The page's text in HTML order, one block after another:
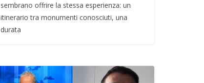
sembrano offrire la stessa esperienza: un
itinerario tra monumenti conosciuti, una
durata